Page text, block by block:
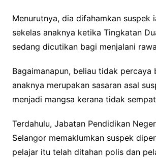
Menurutnya, dia difahamkan suspek
sekelas anaknya ketika Tingkatan
sedang dicutikan bagi menjalani
Bagaimanapun, beliau tidak percaya
anaknya merupakan sasaran asal
menjadi mangsa kerana tidak
Terdahulu, Jabatan Pendidikan
Selangor memaklumkan suspek
pelajar itu telah ditahan polis dan